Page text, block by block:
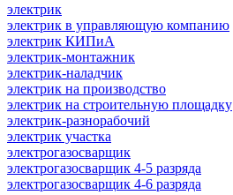
электрик
электрик в управляющую компанию
электрик КИПиА
электрик-монтажник
электрик-наладчик
электрик на производство
электрик на строительную площадку
электрик-разнорабочий
электрик участка
электрогазосварщик
электрогазосварщик 4-5 разряда
электрогазосварщик 4-6 разряда